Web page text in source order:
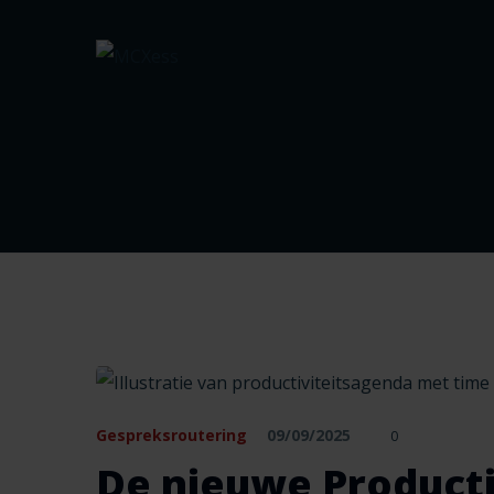
Gespreksroutering 09/09/2025 0